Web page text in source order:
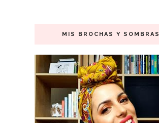
MIS BROCHAS Y SOMBRAS